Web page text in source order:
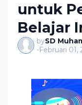
untuk
Belajar
bySD
-Februari 01,